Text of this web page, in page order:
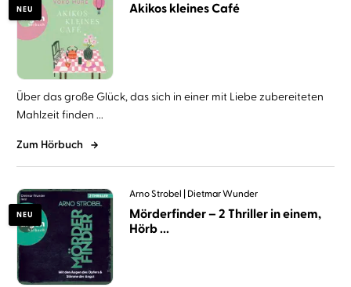
NEU Akikos kleines Café
Über das große Glück, das sich in einer mit Liebe zubereiteten
Mahlzeit finden ...
Zum Hörbuch
NEU
Arno Strobel Dietmar Wunder
Mörderfinder – 2 Thriller in einem,
Hörb ...